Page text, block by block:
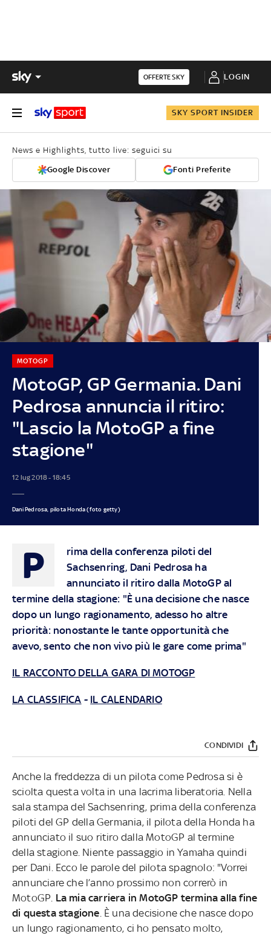
OFFERTE SKY LOGIN
SKY SPORT INSIDER
News e Highlights, tutto live: seguici su
Google Discover Fonti Preferite
MotoGP, GP Germania. Dani
Pedrosa annuncia il ritiro:
"Lascio la MotoGP a fine
stagione"
MOTOGP
12 lug 2018 - 18:45
Dani Pedrosa, pilota Honda (foto getty)
P
rima della conferenza piloti del
Sachsenring, Dani Pedrosa ha
annunciato il ritiro dalla MotoGP al
termine della stagione: "È una decisione che nasce
dopo un lungo ragionamento, adesso ho altre
priorità: nonostante le tante opportunità che
avevo, sento che non vivo più le gare come prima"
IL RACCONTO DELLA GARA DI MOTOGP
LA CLASSIFICA - IL CALENDARIO
CONDIVIDI
Anche la freddezza di un pilota come Pedrosa si è
sciolta questa volta in una lacrima liberatoria. Nella
sala stampa del Sachsenring, prima della conferenza
piloti del GP della Germania, il pilota della Honda ha
annunciato il suo ritiro dalla MotoGP al termine
della stagione. Niente passaggio in Yamaha quindi
per Dani. Ecco le parole del pilota spagnolo: "Vorrei
annunciare che l’anno prossimo non correrò in
MotoGP. La mia carriera in MotoGP termina alla fine
di questa stagione . È una decisione che nasce dopo
un lungo ragionamento, ci ho pensato molto,